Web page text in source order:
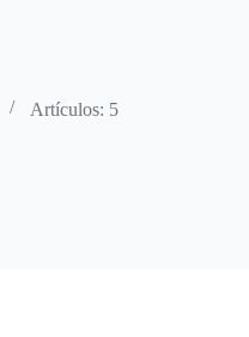
Artículos: 5